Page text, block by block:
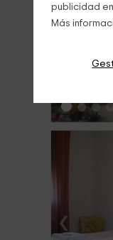
publicidad
Más
‹
‹